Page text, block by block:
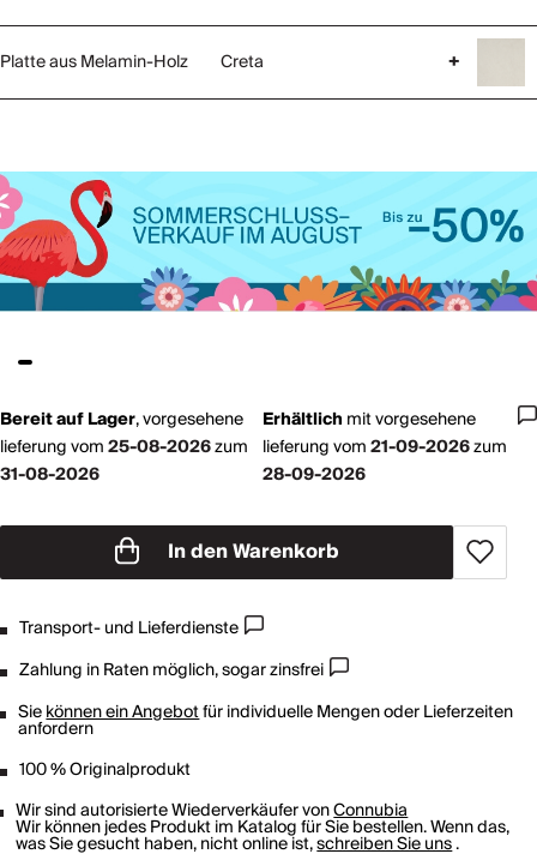
Platte aus Melamin-Holz Creta +
Bereit auf Lager,vorgesehene
lieferung vom25-08-2026zum
31-08-2026
Erhältlich mitvorgesehene
lieferung vom21-09-2026zum
28-09-2026
In den Warenkorb
Transport- und Lieferdienste
Zahlung in Raten möglich, sogar zinsfrei
Siekönnen ein Angebotfür individuelle Mengen oder Lieferzeiten
anfordern
100 % Originalprodukt
Wir sind autorisierte Wiederverkäufer vonConnubia
Wir können jedes Produkt im Katalog für Sie bestellen. Wenn das,
was Sie gesucht haben, nicht online ist,schreiben Sie uns.